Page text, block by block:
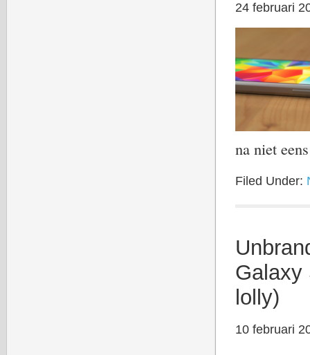
24 februari
na niet
Filed Under:
Galaxy
lolly)
10 februari